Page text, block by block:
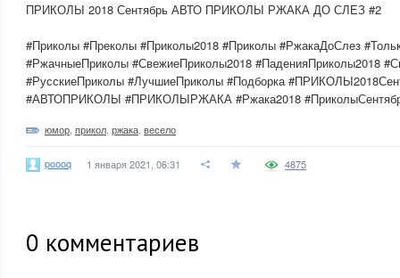
ПРИКОЛЫ 2018 Сентябрь АВТО ПРИКОЛЫ РЖАКА ДО СЛЕЗ #2
#Приколы #Преколы #Приколы2018 #Приколы #РжакаДоСлез
#РжачныеПриколы #СвежиеПриколы2018 #ПаденияПриколы2018
#РусскиеПриколы #ЛучшиеПриколы #Подборка
#АВТОПРИКОЛЫ #ПРИКОЛЫРЖАКА #Ржака2018
юмор прикол ржака весело
poooq 1 января 2021, 06:31 4875
0 комментариев